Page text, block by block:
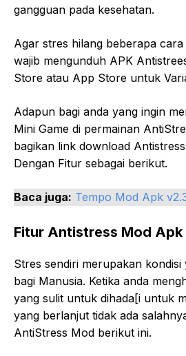
gangguan pada kesehatan.
Agar stres hilang beberapa
wajib mengunduh APK
Store atau App Store untuk
Adapun bagi anda yang ingin
Mini Game di permainan
bagikan link download
Dengan Fitur sebagai berikut.
Baca juga: Tempo Mod Apk
Fitur Antistress Mod Apk
Stres sendiri merupakan
bagi Manusia. Ketika anda
yang sulit untuk dihada[i untuk
yang berlanjut tidak ada
AntiStress Mod berikut ini.